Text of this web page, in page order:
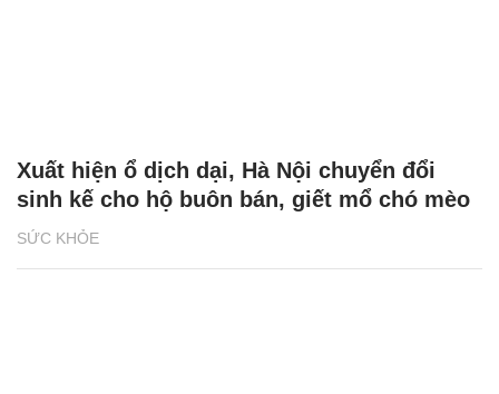
SỨC KHỎE
Xuất hiện ổ dịch dại, Hà Nội chuyển đổi
sinh kế cho hộ buôn bán, giết mổ chó mèo